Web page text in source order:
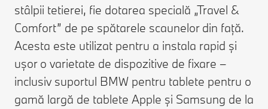
stâlpii tetierei, fie dotarea specială „Travel &
Comfort” de pe spătarele scaunelor din față.
Acesta este utilizat pentru a instala rapid și
ușor o varietate de dispozitive de fixare –
inclusiv suportul BMW pentru tablete pentru o
gamă largă de tablete Apple și Samsung de la